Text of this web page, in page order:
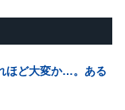
ほど大変か…。ある